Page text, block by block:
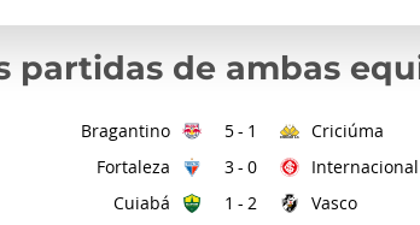
partidas de ambas
Bragantino 5- 1 Criciúma
Fortaleza 3- 0 Internacional
Cuiabá 1 - 2 Vasco